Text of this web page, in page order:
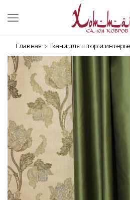
Главная Ткани для штор и